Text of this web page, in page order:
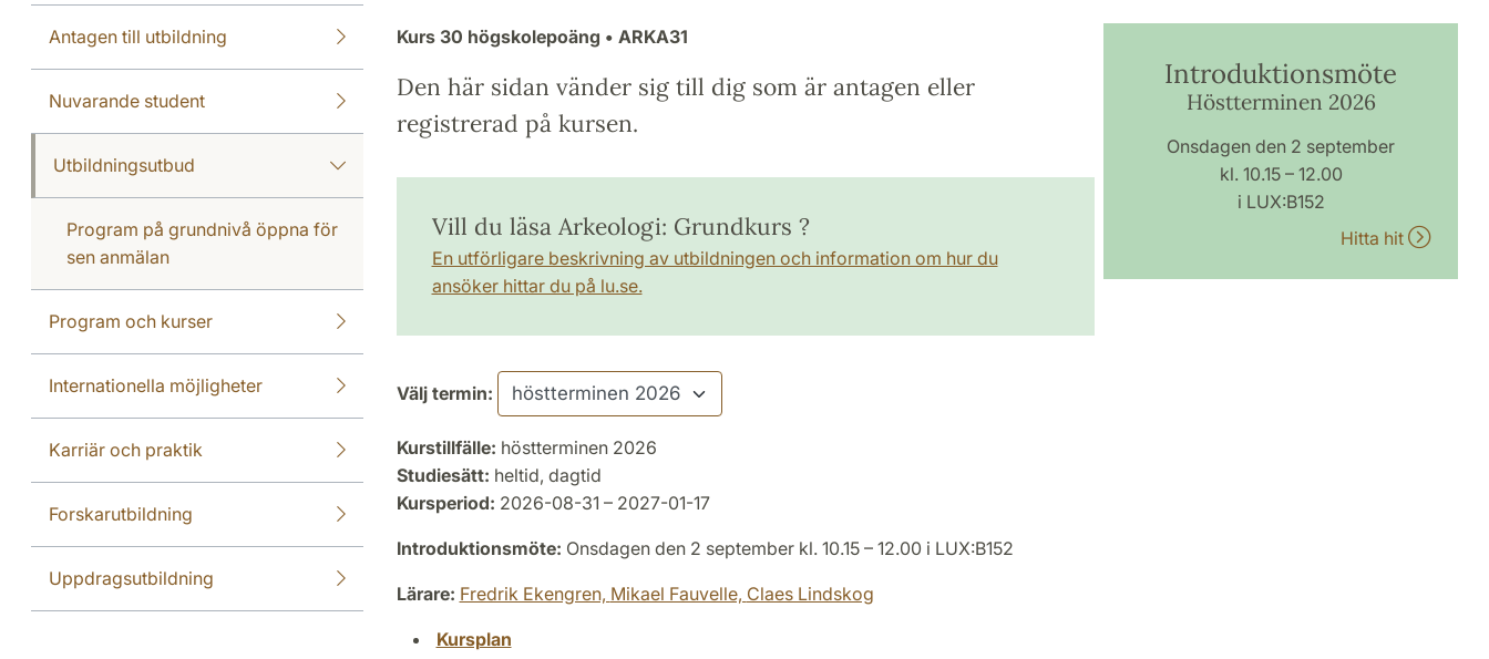
Antagen till utbildning
Nuvarande student
Utbildningsutbud
Program på grundnivå öppna för
sen anmälan
Program och kurser
Internationella möjligheter
Karriär och praktik
Forskarutbildning
Uppdragsutbildning
Kurs 30 högskolepoäng • ARKA31
Den här sidan vänder sig till dig som är antagen eller
registrerad på kursen.
Vill du läsa Arkeologi: Grundkurs ?
En utförligare beskrivning av utbildningen och information om hur du
ansöker hittar du på lu.se.
Välj termin:
Kurstillfälle: höstterminen 2026
Studiesätt: heltid, dagtid
Kursperiod: 2026-08-31 – 2027-01-17
Introduktionsmöte: Onsdagen den 2 september kl. 10.15 – 12.00 i LUX:B152
Lärare: Fredrik Ekengren, Mikael Fauvelle, Claes Lindskog
Kursplan
Introduktionsmöte
Höstterminen 2026
Onsdagen den 2 september
kl. 10.15 – 12.00
i LUX:B152
Hitta hit